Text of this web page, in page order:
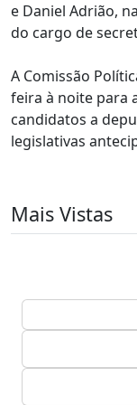
e Daniel Adrião,
do cargo de
A Comissão
feira à noite para
candidatos a
legislativas
Mais Vistas